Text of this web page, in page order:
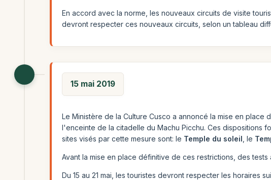
En accord avec la norme, les nouveaux circuits de visite
devront respecter ces nouveaux circuits, selon un tableau
15 mai 2019
Le Ministère de la Culture Cusco a annoncé la mise en place
l'enceinte de la citadelle du Machu Picchu. Ces dispositions
sites visés par cette mesure sont: le Temple du soleil , le
Avant la mise en place définitive de ces restrictions, des
Du 15 au 21 mai, les touristes devront respecter les horaires